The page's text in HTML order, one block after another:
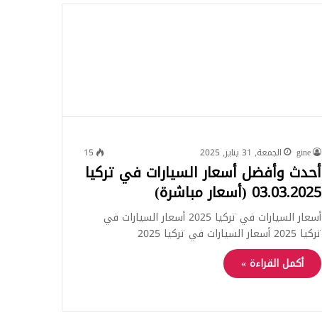
gine الجمعة, 31 يناير, 2025 15
أحدث وأفضل أسعار السيارات في تركيا
03.03.2025 (أسعار مباشرة)
أسعار السيارات في تركيا 2025 أسعار السيارات في
تركيا 2025 أسعار السيارات في تركيا 2025
أكمل القراءة »